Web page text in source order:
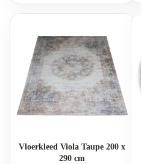
Vloerkleed Viola Taupe 200 x
290 cm